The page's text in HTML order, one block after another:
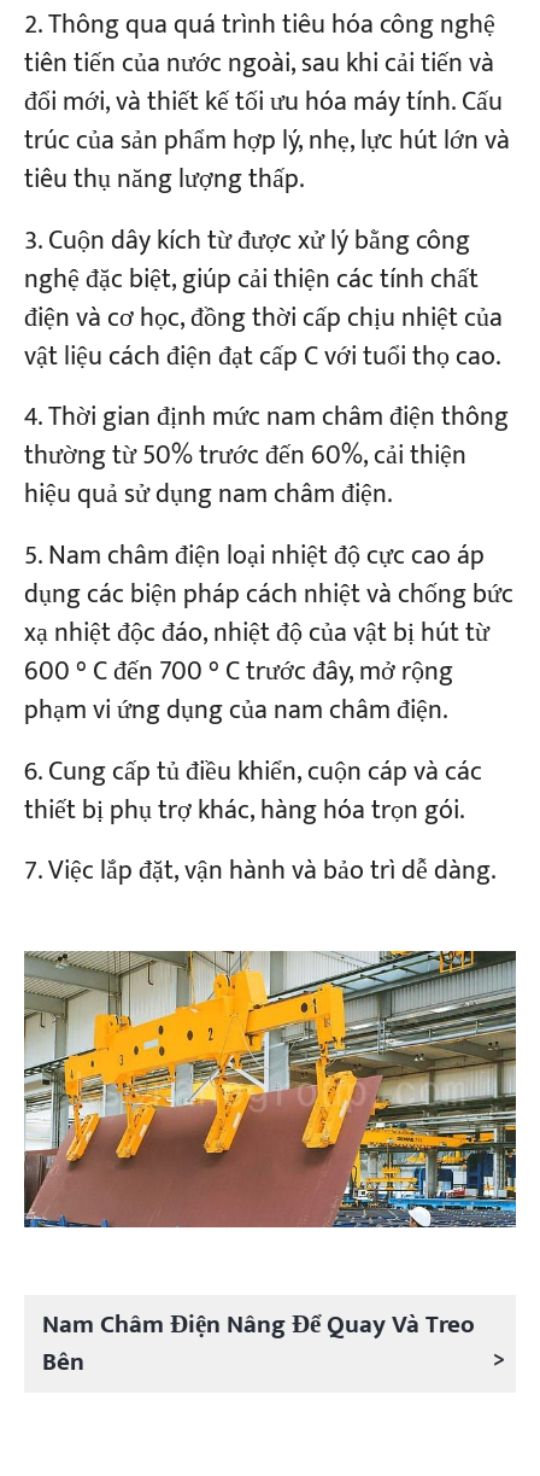
Về chúng tôi
Liên hệ chúng tôi
Thông qua quá trình tiêu hóa công nghệ
tiên tiến của nước ngoài, sau khi cải tiến và
đổi mới, và thiết kế tối ưu hóa máy tính. Cấu
trúc của sản phẩm hợp lý, nhẹ, lực hút lớn và
tiêu thụ năng lượng thấp.
Cuộn dây kích từ được xử lý bằng công
nghệ đặc biệt, giúp cải thiện các tính chất
điện và cơ học, đồng thời cấp chịu nhiệt của
vật liệu cách điện đạt cấp C với tuổi thọ cao.
Thời gian định mức nam châm điện thông
thường từ 50% trước đến 60%, cải thiện
hiệu quả sử dụng nam châm điện.
Nam châm điện loại nhiệt độ cực cao áp
dụng các biện pháp cách nhiệt và chống bức
xạ nhiệt độc đáo, nhiệt độ của vật bị hút từ
600 ° C đến 700 ° C trước đây, mở rộng
phạm vi ứng dụng của nam châm điện.
Cung cấp tủ điều khiển, cuộn cáp và các
thiết bị phụ trợ khác, hàng hóa trọn gói.
Việc lắp đặt, vận hành và bảo trì dễ dàng.
Nam Châm Điện Nâng Để Quay Và Treo
Bên
>